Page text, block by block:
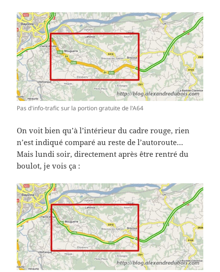
Pas d'info-trafic sur la portion gratuite de l'A64
On voit bien qu’à l’intérieur du cadre rouge, rien
n’est indiqué comparé au reste de l’autoroute…
Mais lundi soir, directement après être rentré du
boulot, je vois ça :